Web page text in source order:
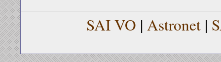
SAI VO | Astronet |